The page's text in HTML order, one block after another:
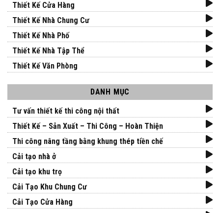
Thiết Kế Cửa Hàng
Thiết Kế Nhà Chung Cư
Thiết Kế Nhà Phố
Thiết Kế Nhà Tập Thể
Thiết Kế Văn Phòng
DANH MỤC
Tư vấn thiết kế thi công nội thất
Thiết Kế – Sản Xuất – Thi Công – Hoàn Thiện
Thi công nâng tầng bằng khung thép tiền chế
Cải tạo nhà ở
Cải tạo khu trọ
Cải Tạo Khu Chung Cư
Cải Tạo Cửa Hàng